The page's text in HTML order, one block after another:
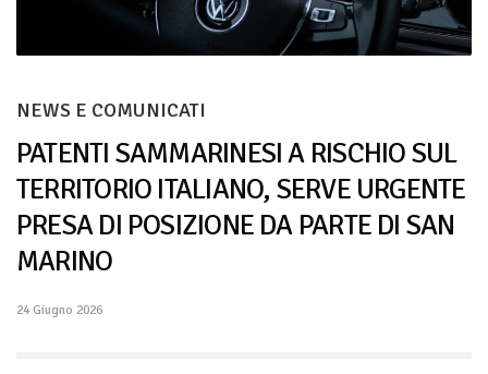
NEWS E COMUNICATI
PATENTI SAMMARINESI A RISCHIO SUL
TERRITORIO ITALIANO, SERVE URGENTE
PRESA DI POSIZIONE DA PARTE DI SAN
MARINO
24 Giugno 2026